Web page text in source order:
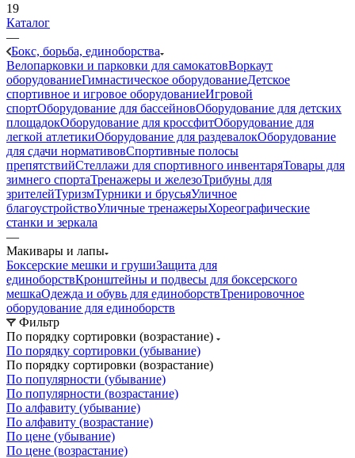
19
Каталог
—
Бокс, борьба, единоборства
Велопарковки и парковки для самокатовВоркаут
оборудованиеГимнастическое оборудованиеДетское
спортивное и игровое оборудованиеИгровой
спортОборудование для бассейновОборудование для детских
площадокОборудование для кроссфитОборудование для
легкой атлетикиОборудование для раздевалокОборудование
для сдачи нормативовСпортивные полосы
препятствийСтеллажи для спортивного инвентаряТовары для
зимнего спортаТренажеры и железоТрибуны для
зрителейТуризмТурники и брусьяУличное
благоустройствоУличные тренажерыХореографические
станки и зеркала
—
Макивары и лапы
Боксерские мешки и грушиЗащита для
единоборствКронштейны и подвесы для боксерского
мешкаОдежда и обувь для единоборствТренировочное
оборудование для единоборств
Фильтр
По порядку сортировки (возрастание)
По порядку сортировки (убывание)
По порядку сортировки (возрастание)
По популярности (убывание)
По популярности (возрастание)
По алфавиту (убывание)
По алфавиту (возрастание)
По цене (убывание)
По цене (возрастание)